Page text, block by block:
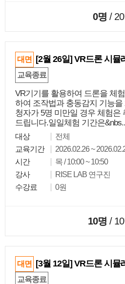
0명 / 20
대면 [2월 26일] VR드론 시뮬
교육종료
VR기기를 활용하여 드론을 체
하여 조작법과 충동감지 기능
청자가 5명 미만일 경우 체험은
드립니다.일일체험 기간은
대상
전체
교육기간
2026.02.26 ~
시간
목 / 10:00 ~ 10:50
강사
RISE LAB 연구진
수강료
0원
10명 / 10
대면 [3월 12일] VR드론 시뮬
교육종료